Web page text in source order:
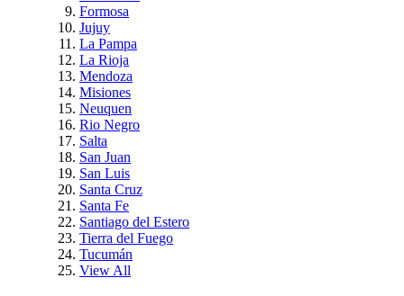
Formosa
Jujuy
La Pampa
La Rioja
Mendoza
Misiones
Neuquen
Rio Negro
Salta
San Juan
San Luis
Santa Cruz
Santa Fe
Santiago del Estero
Tierra del Fuego
Tucumán
View All